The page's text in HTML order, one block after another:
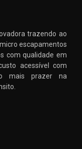
trazendo ao
escapamentos
com qualidade em
acessível com
mais prazer na